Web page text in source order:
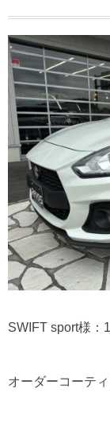
SWIFT sport様：
オーダーコーテ